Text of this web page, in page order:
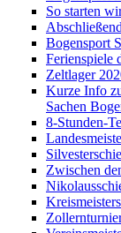
So starten
Bogensport
Ferienspiele
Zeltlager
Kurze Info
Sachen
8-Stunden-
Zwischen